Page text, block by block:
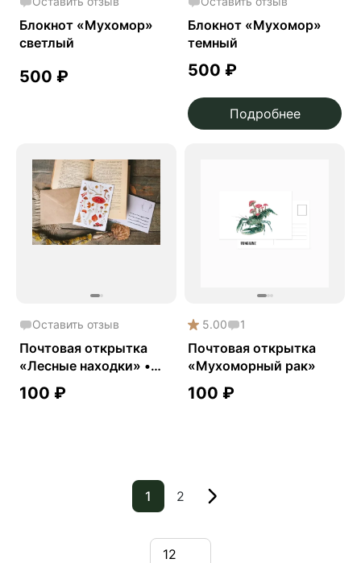
Блокнот «Мухомор»
светлый
500 ₽
Блокнот «Мухомор»
темный
500 ₽
Подробнее
Оставить отзыв
Почтовая открытка
«Лесные находки» •
светлая
100 ₽
5.00 1
Почтовая открытка
«Мухоморный рак»
100 ₽
1 2